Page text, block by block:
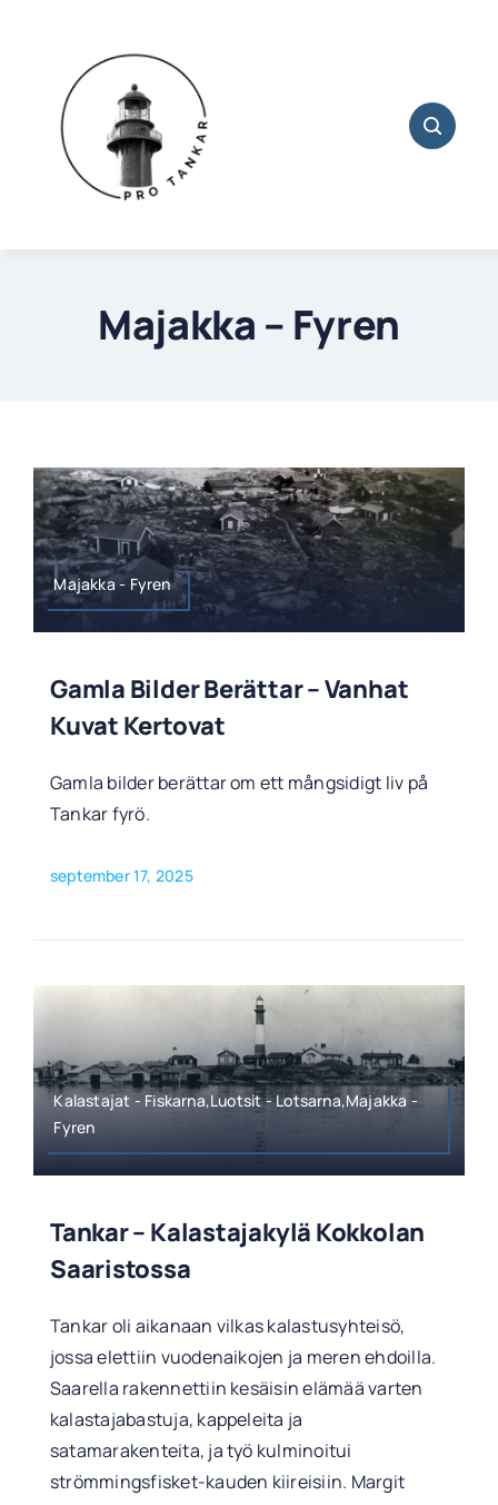
Majakka – Fyren
Majakka - Fyren
Gamla Bilder Berättar – Vanhat
Kuvat Kertovat
Gamla bilder berättar om ett mångsidigt liv på
Tankar fyrö.
september 17, 2025
Kalastajat - Fiskarna,Luotsit - Lotsarna,Majakka -
Fyren
Tankar – Kalastajakylä Kokkolan
Saaristossa
Tankar oli aikanaan vilkas kalastusyhteisö,
jossa elettiin vuodenaikojen ja meren ehdoilla.
Saarella rakennettiin kesäisin elämää varten
kalastajabastuja, kappeleita ja
satamarakenteita, ja työ kulminoitui
strömmingsfisket-kauden kiireisiin. Margit